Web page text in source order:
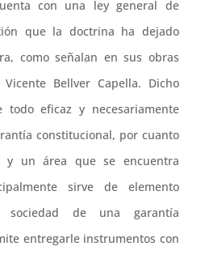
con una ley general de
que la doctrina ha dejado
como señalan en sus obras
Bellver Capella. Dicho
eficaz y necesariamente
constitucional, por cuanto
y un área que se encuentra
sirve de elemento
sociedad de una garantía
entregarle instrumentos con